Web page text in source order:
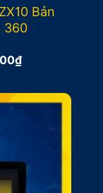
Bản
360
₫Giá
là:
13.900.000₫.